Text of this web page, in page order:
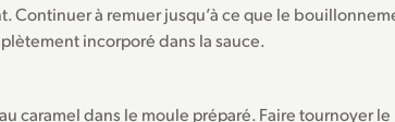
Continuer à remuer jusqu’à ce que le
incorporé dans la sauce.
caramel dans le moule préparé. Faire tournoyer